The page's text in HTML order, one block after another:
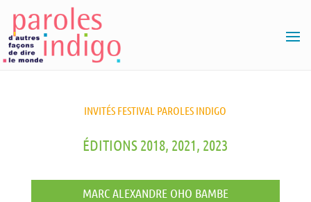
INVITÉS FESTIVAL PAROLES INDIGO
ÉDITIONS 2018, 2021, 2023
MARC ALEXANDRE OHO BAMBE